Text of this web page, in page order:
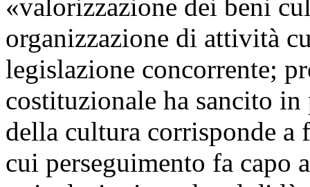
«valorizzazione dei beni
organizzazione di attività
legislazione concorrente;
costituzionale ha sancito
della cultura corrisponde a
cui perseguimento fa capo